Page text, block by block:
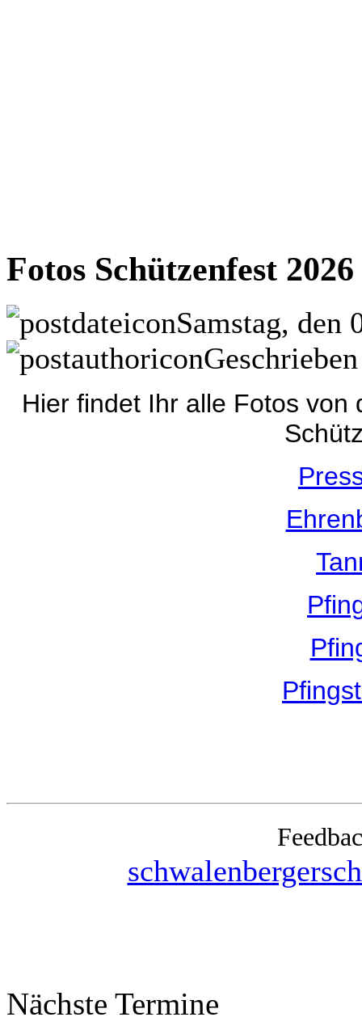
Fotos Schützenfest 2026
Samstag, den
Hier findet Ihr alle Fotos von
Nächste Termine